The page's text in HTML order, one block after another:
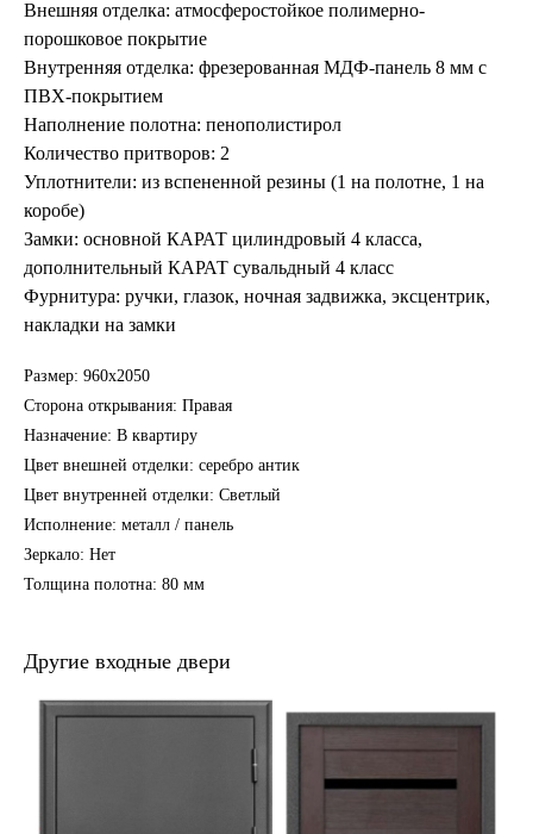
Внешняя отделка: атмосферостойкое полимерно-
порошковое покрытие
Внутренняя отделка: фрезерованная МДФ-панель 8 мм с
ПВХ-покрытием
Наполнение полотна: пенополистирол
Количество притворов: 2
Уплотнители: из вспененной резины (1 на полотне, 1 на
коробе)
Замки: основной КАРАТ цилиндровый 4 класса,
дополнительный КАРАТ сувальдный 4 класс
Фурнитура: ручки, глазок, ночная задвижка, эксцентрик,
накладки на замки
Размер: 960х2050
Сторона открывания: Правая
Назначение: В квартиру
Цвет внешней отделки: серебро антик
Цвет внутренней отделки: Светлый
Исполнение: металл / панель
Зеркало: Нет
Толщина полотна: 80 мм
Другие входные двери